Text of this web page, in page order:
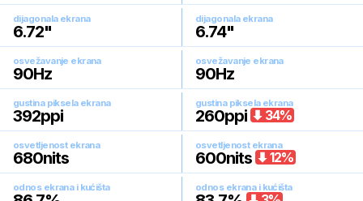
dijagonala ekrana
6.72"
dijagonala ekrana
6.74"
osvežavanje ekrana
90Hz
osvežavanje ekrana
90Hz
gustina piksela ekrana
392ppi
gustina piksela ekrana
260ppi 34%
osvetljenost ekrana
680nits
osvetljenost ekrana
600nits 12%
odnos ekrana i kućišta odnos ekrana i kućišta